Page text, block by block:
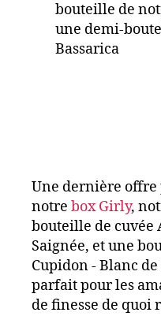
bouteille de
une demi-
Bassarica
Une dernière offre
notre box Girly,
bouteille de cuvée
Saignée, et une
Cupidon - Blanc
parfait pour les
de finesse de quoi